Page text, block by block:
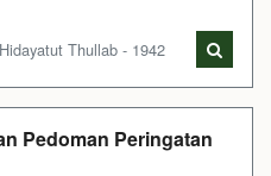
Thullab - 1942
Pedoman Peringatan